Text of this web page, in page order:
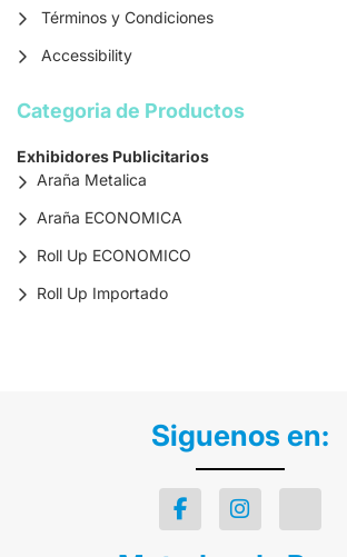
Términos y Condiciones
Accessibility
Categoria de Productos
Exhibidores Publicitarios
Araña Metalica
Araña ECONOMICA
Roll Up ECONOMICO
Roll Up Importado
Siguenos en: